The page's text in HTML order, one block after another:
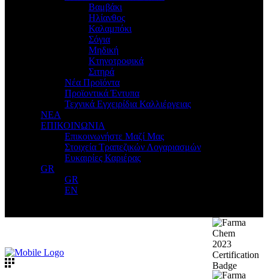
Βαμβάκι
Ηλίανθος
Καλαμπόκι
Σόγια
Μηδική
Κτηνοτροφικά
Σιτηρά
Νέα Προϊόντα
Προϊοντικά Έντυπα
Τεχνικά Εγχειρίδια Καλλιέργειας
ΝΕΑ
ΕΠΙΚΟΙΝΩΝΙΑ
Επικοινωνήστε Μαζί Μας
Στοιχεία Τραπεζικών Λογαριασμών
Ευκαιρίες Καριέρας
GR
GR
EN